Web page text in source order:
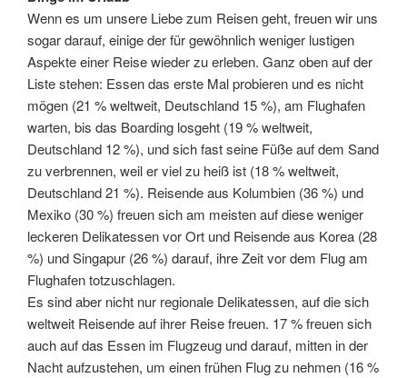
Wenn es um unsere Liebe zum Reisen geht, freuen wir uns
sogar darauf, einige der für gewöhnlich weniger lustigen
Aspekte einer Reise wieder zu erleben. Ganz oben auf der
Liste stehen: Essen das erste Mal probieren und es nicht
mögen (21 % weltweit, Deutschland 15 %), am Flughafen
warten, bis das Boarding losgeht (19 % weltweit,
Deutschland 12 %), und sich fast seine Füße auf dem Sand
zu verbrennen, weil er viel zu heiß ist (18 % weltweit,
Deutschland 21 %). Reisende aus Kolumbien (36 %) und
Mexiko (30 %) freuen sich am meisten auf diese weniger
leckeren Delikatessen vor Ort und Reisende aus Korea (28
%) und Singapur (26 %) darauf, ihre Zeit vor dem Flug am
Flughafen totzuschlagen.
Es sind aber nicht nur regionale Delikatessen, auf die sich
weltweit Reisende auf ihrer Reise freuen. 17 % freuen sich
auch auf das Essen im Flugzeug und darauf, mitten in der
Nacht aufzustehen, um einen frühen Flug zu nehmen (16 %